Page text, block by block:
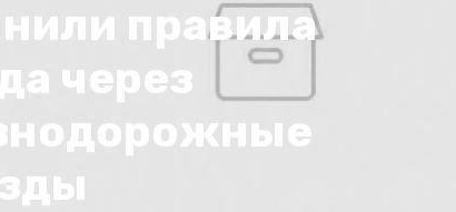
правила
через